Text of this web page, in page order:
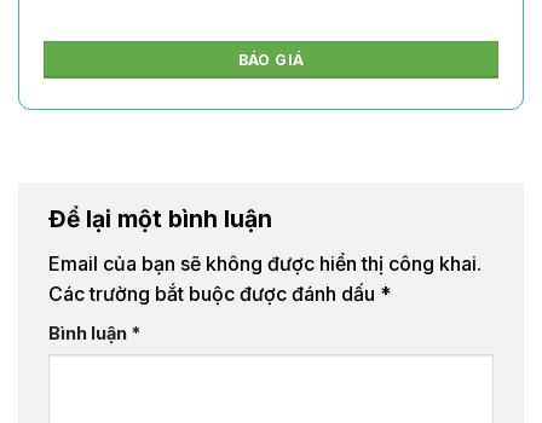
BÁO GIÁ
Để lại một bình luận
Email của bạn sẽ không được hiển thị công khai.
Các trường bắt buộc được đánh dấu *
Bình luận *